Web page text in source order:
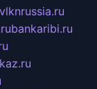
vlknrussia.ru
bankaribi.ru